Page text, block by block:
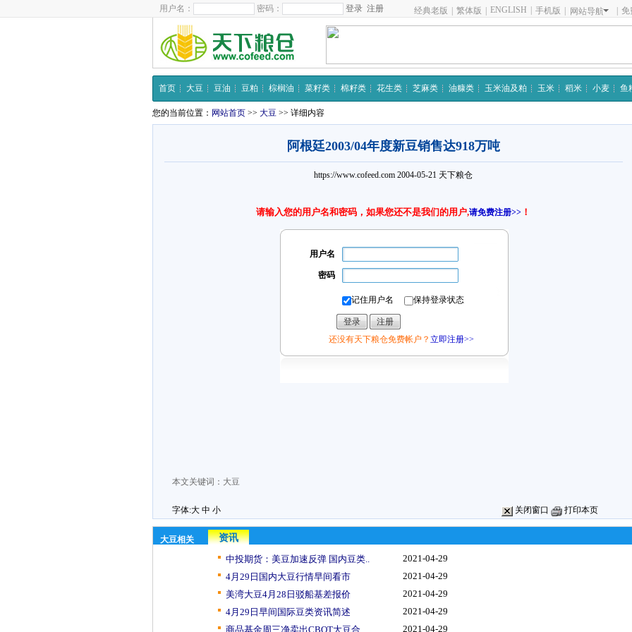
用户名： 密码： 注册 经典老版 繁体版 ENGLISH 手机版 网站导航 免
首页 大豆 豆油 豆粕 棕榈油 菜籽类 棉籽类 花生类 芝麻类 油糠类 玉米油及粕 玉米 稻米 小麦 鱼
您的当前位置： 网站首页 >> 大豆 >> 详细内容
阿根廷2003/04年度新豆销售达918万吨
https://www.cofeed.com 2004-05-21 天下粮仓
请输入您的用户名和密码，如果您还不是我们的用户,请免费注册>> ！
用户名
密码
记住用户名 保持登录状态
还没有天下粮仓免费帐户？ 立即注册>>
本文关键词： 大豆
字体:大 中 小 关闭窗口 打印本页
大豆相关
资讯
中投期货：美豆加速反弹 国内豆类..
2021-04-29
4月29日国内大豆行情早间看市
2021-04-29
美湾大豆4月28日驳船基差报价
2021-04-29
4月29日早间国际豆类资讯简述
2021-04-29
商品基金周三净卖出CBOT大豆合..
2021-04-29